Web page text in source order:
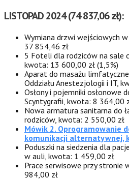
LISTOPAD 2024 (74 837,06 zł):
Wymiana drzwi wejściowych
37 854,46 zł
5 Foteli dla rodziców na sale
kwota: 13 600,00 zł (1,5%)
Aparat do masażu
Oddziału Anestezjologii i IT,
Osłony i pojemniki osłonowe
Scyntygrafii, kwota: 8 364,00
Nowa armatura sanitarna do
rodziców, kwota: 2 550,00 zł
Mówik 2. Oprogramowanie
komunikacji alternatywnej,
Poduszki na siedzenia dla
w auli, kwota: 1 459,00 zł
Prace serwisowe przy stronie
984,00 zł